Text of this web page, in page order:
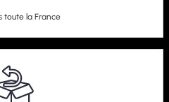
toute la France